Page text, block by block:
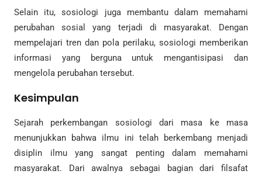
Selain itu, sosiologi juga membantu dalam memahami
perubahan sosial yang terjadi di masyarakat. Dengan
mempelajari tren dan pola perilaku, sosiologi memberikan
informasi yang berguna untuk mengantisipasi dan
mengelola perubahan tersebut.
Kesimpulan
Sejarah perkembangan sosiologi dari masa ke masa
menunjukkan bahwa ilmu ini telah berkembang menjadi
disiplin ilmu yang sangat penting dalam memahami
masyarakat. Dari awalnya sebagai bagian dari filsafat